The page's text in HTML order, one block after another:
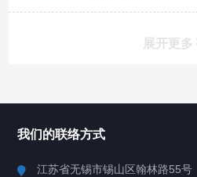
展开更多
我们的联络方式
江苏省无锡市锡山区翰林路55号